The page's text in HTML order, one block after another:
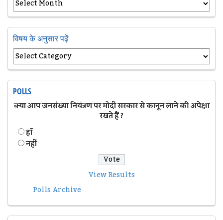
विषय के अनुसार पढ़ें
POLLS
क्या आप जनसंख्या नियंत्रण पर मोदी सरकार से कानून लाने की अपेक्षा
रखते हैं ?
हॉं
नहीं
View Results
Polls Archive